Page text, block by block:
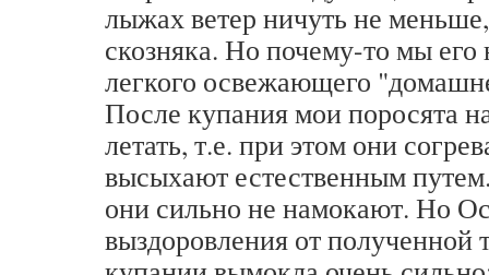
лыжах ветер ничуть не
скозняка. Но почему-то мы
легкого освежающего
После купания мои поросята
летать, т.е. при этом они
высыхают естественным
они сильно не намокают. Но
выздоровления от полученной